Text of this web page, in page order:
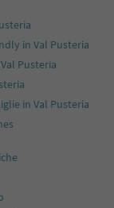
in Val Pusteria
Pusteria
in Val Pusteria